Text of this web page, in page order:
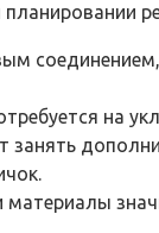
на
занять